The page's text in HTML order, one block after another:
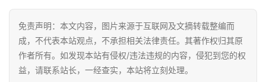
销
跨
境
免责声明：本文内容，图片来源于互联网及文摘转载整编而
成，不代表本站观点，不承担相关法律责任。其著作权归其原
作者所有。如发现本站有侵权/违法违规的内容，侵犯到您的权
益，请联系站长，一经查实，本站将立刻处理。